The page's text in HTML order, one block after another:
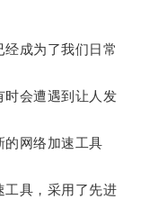
成为了我们日常
会遭遇到让人发
网络加速工具
具，采用了先进